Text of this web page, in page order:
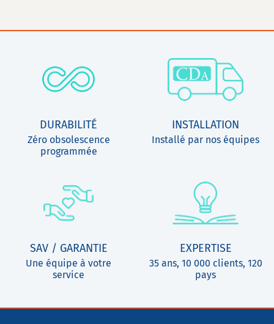
DURABILITÉ
Zéro obsolescence
programmée
INSTALLATION
Installé par nos équipes
SAV / GARANTIE
Une équipe à votre
service
EXPERTISE
35 ans, 10 000 clients, 120
pays